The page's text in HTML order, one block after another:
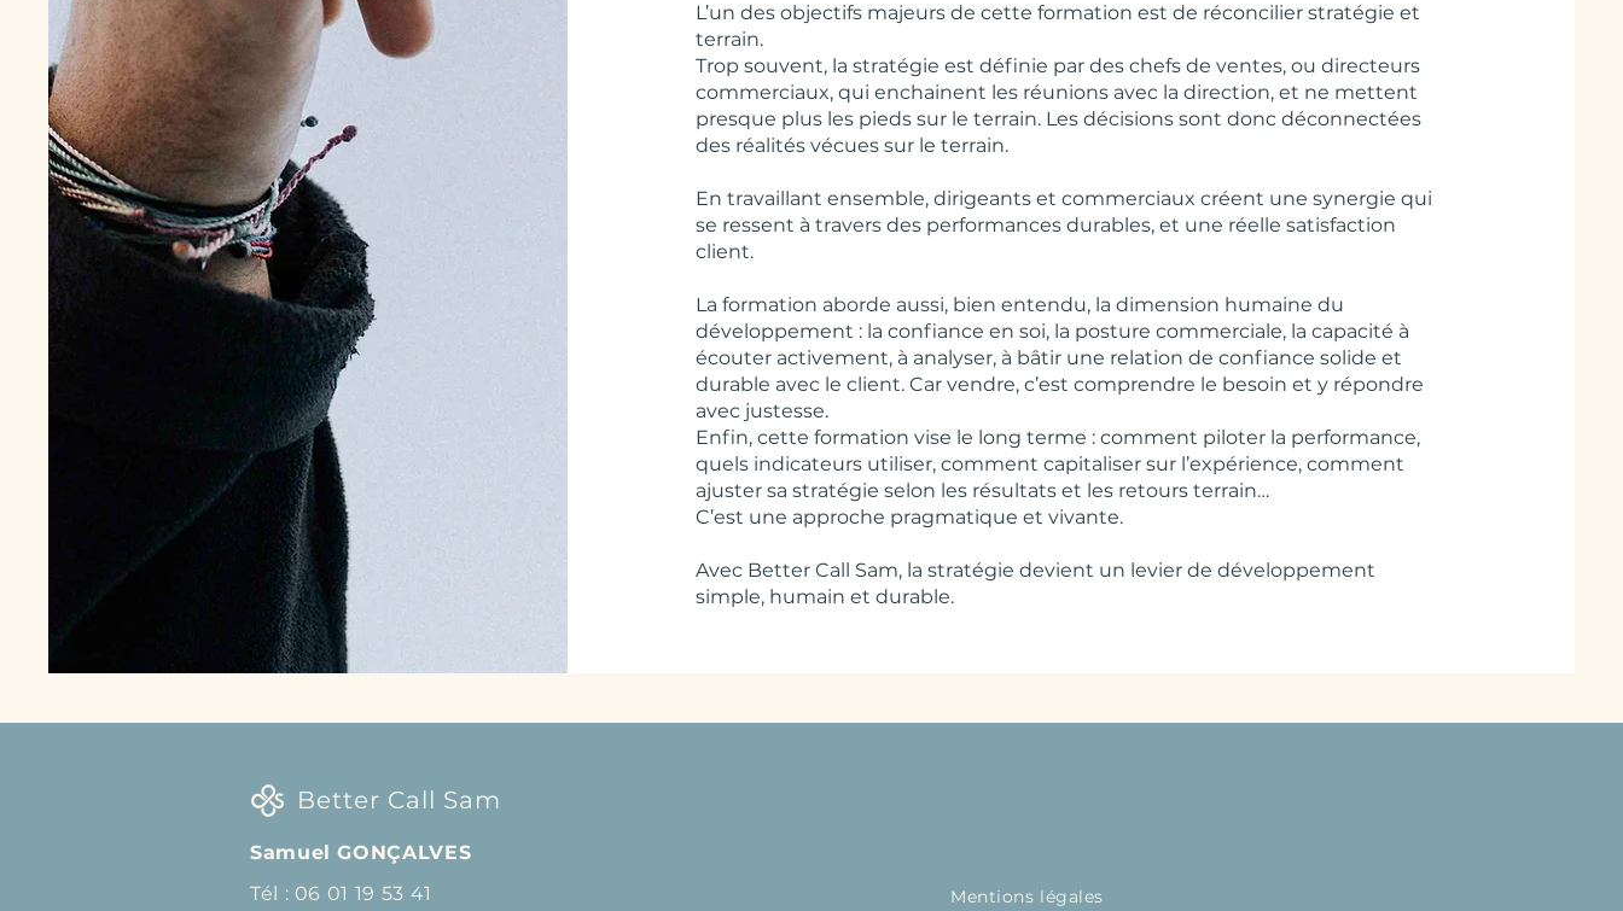
L’un des objectifs majeurs de cette formation est de réconcilier stratégie et
terrain.
Trop souvent, la stratégie est définie par des chefs de ventes, ou directeurs
commerciaux, qui enchainent les réunions avec la direction, et ne mettent
presque plus les pieds sur le terrain. Les décisions sont donc déconnectées
des réalités vécues sur le terrain.
En travaillant ensemble, dirigeants et commerciaux créent une synergie qui
se ressent à travers des performances durables, et une réelle satisfaction
client.
La formation aborde aussi, bien entendu, la dimension humaine du
développement : la confiance en soi, la posture commerciale, la capacité à
écouter activement, à analyser, à bâtir une relation de confiance solide et
durable avec le client. Car vendre, c’est comprendre le besoin et y répondre
avec justesse.
Enfin, cette formation vise le long terme : comment piloter la performance,
quels indicateurs utiliser, comment capitaliser sur l’expérience, comment
ajuster sa stratégie selon les résultats et les retours terrain…
C’est une approche pragmatique et vivante.
Avec Better Call Sam, la stratégie devient un levier de développement
simple, humain et durable.
Better Call Sam
Samuel GONÇALVES
Tél : 06 01 19 53 41
Mentions légales